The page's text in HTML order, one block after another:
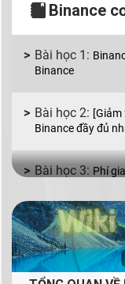
Binance
Binance
Binance đầy đủ
Phí
với Binance P2P